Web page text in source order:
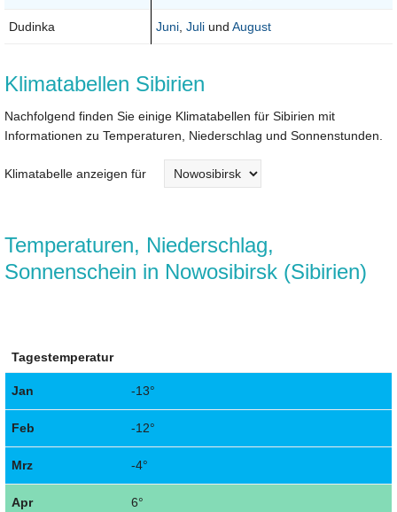
Dudinka Juni Juli und August
Klimatabellen Sibirien
Nachfolgend finden Sie einige Klimatabellen für Sibirien mit
Informationen zu Temperaturen, Niederschlag und Sonnenstunden.
Klimatabelle anzeigen für
Temperaturen, Niederschlag,
Sonnenschein in Nowosibirsk (Sibirien)
Tagestemperatur
Jan -13°
Feb -12°
Mrz -4°
Apr 6°